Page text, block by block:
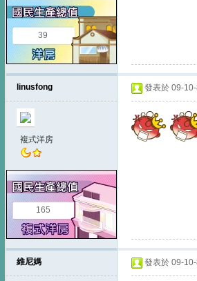
39
linusfong
複式洋房
165
發表於 09-
維尼媽 發表於 09-